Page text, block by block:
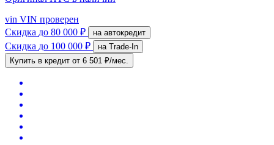
vin VIN проверен
Скидка до 80 000 ₽ на автокредит
Скидка до 100 000 ₽
на Trade-In
Купить в кредит от 6 501 ₽/мес.